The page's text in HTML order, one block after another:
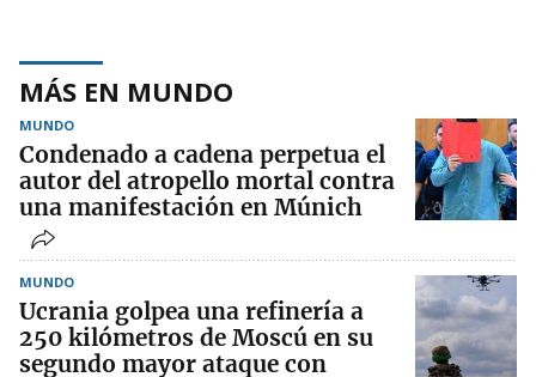
MÁS EN MUNDO
MUNDO
Condenado a cadena perpetua el
autor del atropello mortal contra
una manifestación en Múnich
MUNDO
Ucrania golpea una refinería a
250 kilómetros de Moscú en su
segundo mayor ataque con